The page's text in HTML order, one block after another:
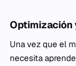
Optimización
Una vez que el
necesita